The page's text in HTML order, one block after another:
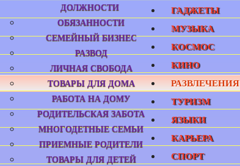
ДОЛЖНОСТИ
ОБЯЗАННОСТИ
СЕМЕЙНЫЙ БИЗНЕС
РАЗВОД
ЛИЧНАЯ СВОБОДА
ТОВАРЫ ДЛЯ ДОМА
РАБОТА НА ДОМУ
РОДИТЕЛЬСКАЯ ЗАБОТА
МНОГОДЕТНЫЕ СЕМЬИ
ПРИЕМНЫЕ РОДИТЕЛИ
ТОВАРЫ ДЛЯ ДЕТЕЙ
ГАДЖЕТЫ
МУЗЫКА
КОСМОС
КИНО
РАЗВЛЕЧЕНИЯ
ТУРИЗМ
ЯЗЫКИ
КАРЬЕРА
СПОРТ